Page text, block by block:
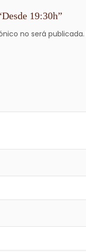
19:30h”
no será publicada.